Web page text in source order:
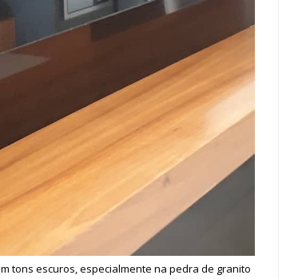
tons escuros, especialmente na pedra de granito